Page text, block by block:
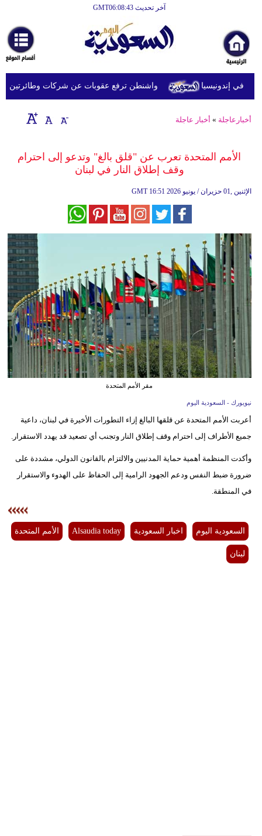
آخر تحديث GMT06:08:43
أخبارعاجلة
رياضة
ثقافة
إقتصاد
وموسيقى
سياحة
وسفر
ديكور
أخبار
إعلام
تعليم
علوم
وتكنولوجيا
بيئة
أبراج
فيديو
واشنطن ترفع عقوبات عن شركات وطائرتين على في إندونيسيا
أخبارعاجلة » أخبار عاجلة
الأمم المتحدة تعرب عن "قلق بالغ" وتدعو إلى احترام
وقف إطلاق النار في لبنان
GMT 16:51 2026 الإثنين ,01 حزيران / يونيو
مقر الأمم المتحدة
نيويورك - السعودية اليوم
أعربت الأمم المتحدة عن قلقها البالغ إزاء التطورات الأخيرة في لبنان، داعية
جميع الأطراف إلى احترام وقف إطلاق النار وتجنب أي تصعيد قد يهدد الاستقرار.
وأكدت المنظمة أهمية حماية المدنيين والالتزام بالقانون الدولي، مشددة على
ضرورة ضبط النفس ودعم الجهود الرامية إلى الحفاظ على الهدوء والاستقرار
في المنطقة.
السعودية اليوم اخبار السعودية Alsaudia today الأمم المتحدة
لبنان